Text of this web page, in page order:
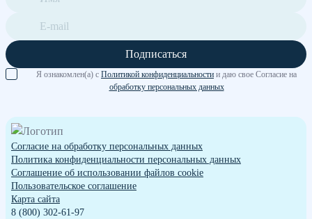
Подписаться
Я ознакомлен(а) с Политикой конфиденциальности и даю свое Согласие на
обработку персональных данных
Согласие на обработку персональных данных
Политика конфиденциальности персональных данных
Cоглашение об использовании файлов cookie
Пользовательское соглашение
Карта сайта
8 (800) 302-61-97